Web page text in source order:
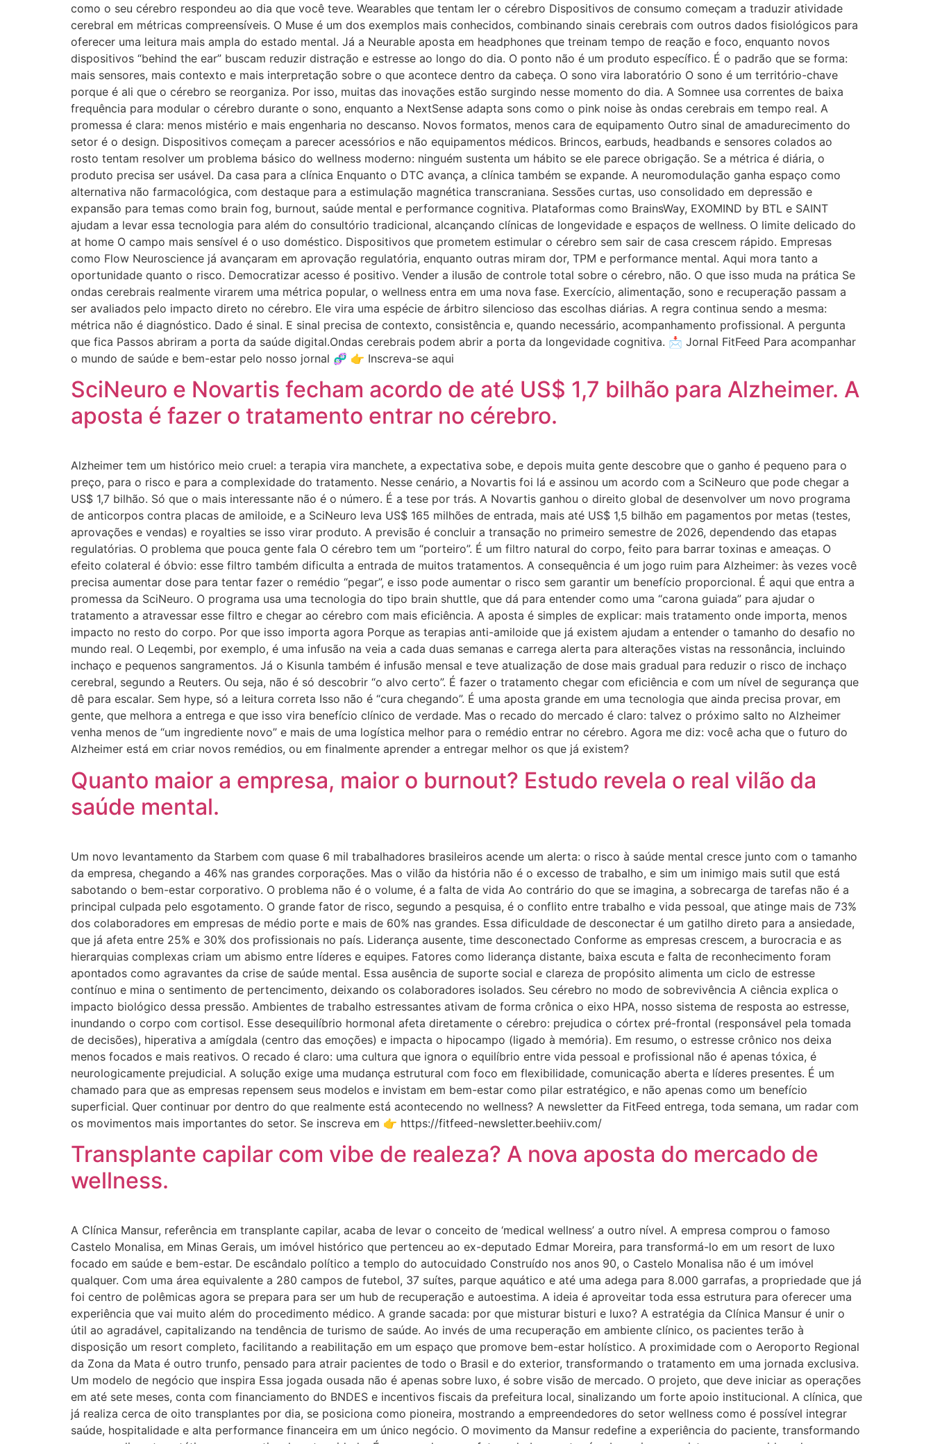
como o seu cérebro respondeu ao dia que você teve. Wearables que tentam ler o cérebro Dispositivos de consumo começam a traduzir atividade
cerebral em métricas compreensíveis. O Muse é um dos exemplos mais conhecidos, combinando sinais cerebrais com outros dados fisiológicos para
oferecer uma leitura mais ampla do estado mental. Já a Neurable aposta em headphones que treinam tempo de reação e foco, enquanto novos
dispositivos “behind the ear” buscam reduzir distração e estresse ao longo do dia. O ponto não é um produto específico. É o padrão que se forma:
mais sensores, mais contexto e mais interpretação sobre o que acontece dentro da cabeça. O sono vira laboratório O sono é um território-chave
porque é ali que o cérebro se reorganiza. Por isso, muitas das inovações estão surgindo nesse momento do dia. A Somnee usa correntes de baixa
frequência para modular o cérebro durante o sono, enquanto a NextSense adapta sons como o pink noise às ondas cerebrais em tempo real. A
promessa é clara: menos mistério e mais engenharia no descanso. Novos formatos, menos cara de equipamento Outro sinal de amadurecimento do
setor é o design. Dispositivos começam a parecer acessórios e não equipamentos médicos. Brincos, earbuds, headbands e sensores colados ao
rosto tentam resolver um problema básico do wellness moderno: ninguém sustenta um hábito se ele parece obrigação. Se a métrica é diária, o
produto precisa ser usável. Da casa para a clínica Enquanto o DTC avança, a clínica também se expande. A neuromodulação ganha espaço como
alternativa não farmacológica, com destaque para a estimulação magnética transcraniana. Sessões curtas, uso consolidado em depressão e
expansão para temas como brain fog, burnout, saúde mental e performance cognitiva. Plataformas como BrainsWay, EXOMIND by BTL e SAINT
ajudam a levar essa tecnologia para além do consultório tradicional, alcançando clínicas de longevidade e espaços de wellness. O limite delicado do
at home O campo mais sensível é o uso doméstico. Dispositivos que prometem estimular o cérebro sem sair de casa crescem rápido. Empresas
como Flow Neuroscience já avançaram em aprovação regulatória, enquanto outras miram dor, TPM e performance mental. Aqui mora tanto a
oportunidade quanto o risco. Democratizar acesso é positivo. Vender a ilusão de controle total sobre o cérebro, não. O que isso muda na prática Se
ondas cerebrais realmente virarem uma métrica popular, o wellness entra em uma nova fase. Exercício, alimentação, sono e recuperação passam a
ser avaliados pelo impacto direto no cérebro. Ele vira uma espécie de árbitro silencioso das escolhas diárias. A regra continua sendo a mesma:
métrica não é diagnóstico. Dado é sinal. E sinal precisa de contexto, consistência e, quando necessário, acompanhamento profissional. A pergunta
que fica Passos abriram a porta da saúde digital.Ondas cerebrais podem abrir a porta da longevidade cognitiva. 📩 Jornal FitFeed Para acompanhar
o mundo de saúde e bem-estar pelo nosso jornal 🧬 👉 Inscreva-se aqui
SciNeuro e Novartis fecham acordo de até US$ 1,7 bilhão para Alzheimer. A
aposta é fazer o tratamento entrar no cérebro.
Alzheimer tem um histórico meio cruel: a terapia vira manchete, a expectativa sobe, e depois muita gente descobre que o ganho é pequeno para o
preço, para o risco e para a complexidade do tratamento. Nesse cenário, a Novartis foi lá e assinou um acordo com a SciNeuro que pode chegar a
US$ 1,7 bilhão. Só que o mais interessante não é o número. É a tese por trás. A Novartis ganhou o direito global de desenvolver um novo programa
de anticorpos contra placas de amiloide, e a SciNeuro leva US$ 165 milhões de entrada, mais até US$ 1,5 bilhão em pagamentos por metas (testes,
aprovações e vendas) e royalties se isso virar produto. A previsão é concluir a transação no primeiro semestre de 2026, dependendo das etapas
regulatórias. O problema que pouca gente fala O cérebro tem um “porteiro”. É um filtro natural do corpo, feito para barrar toxinas e ameaças. O
efeito colateral é óbvio: esse filtro também dificulta a entrada de muitos tratamentos. A consequência é um jogo ruim para Alzheimer: às vezes você
precisa aumentar dose para tentar fazer o remédio “pegar”, e isso pode aumentar o risco sem garantir um benefício proporcional. É aqui que entra a
promessa da SciNeuro. O programa usa uma tecnologia do tipo brain shuttle, que dá para entender como uma “carona guiada” para ajudar o
tratamento a atravessar esse filtro e chegar ao cérebro com mais eficiência. A aposta é simples de explicar: mais tratamento onde importa, menos
impacto no resto do corpo. Por que isso importa agora Porque as terapias anti-amiloide que já existem ajudam a entender o tamanho do desafio no
mundo real. O Leqembi, por exemplo, é uma infusão na veia a cada duas semanas e carrega alerta para alterações vistas na ressonância, incluindo
inchaço e pequenos sangramentos. Já o Kisunla também é infusão mensal e teve atualização de dose mais gradual para reduzir o risco de inchaço
cerebral, segundo a Reuters. Ou seja, não é só descobrir “o alvo certo”. É fazer o tratamento chegar com eficiência e com um nível de segurança que
dê para escalar. Sem hype, só a leitura correta Isso não é “cura chegando”. É uma aposta grande em uma tecnologia que ainda precisa provar, em
gente, que melhora a entrega e que isso vira benefício clínico de verdade. Mas o recado do mercado é claro: talvez o próximo salto no Alzheimer
venha menos de “um ingrediente novo” e mais de uma logística melhor para o remédio entrar no cérebro. Agora me diz: você acha que o futuro do
Alzheimer está em criar novos remédios, ou em finalmente aprender a entregar melhor os que já existem?
Quanto maior a empresa, maior o burnout? Estudo revela o real vilão da
saúde mental.
Um novo levantamento da Starbem com quase 6 mil trabalhadores brasileiros acende um alerta: o risco à saúde mental cresce junto com o tamanho
da empresa, chegando a 46% nas grandes corporações. Mas o vilão da história não é o excesso de trabalho, e sim um inimigo mais sutil que está
sabotando o bem-estar corporativo. O problema não é o volume, é a falta de vida Ao contrário do que se imagina, a sobrecarga de tarefas não é a
principal culpada pelo esgotamento. O grande fator de risco, segundo a pesquisa, é o conflito entre trabalho e vida pessoal, que atinge mais de 73%
dos colaboradores em empresas de médio porte e mais de 60% nas grandes. Essa dificuldade de desconectar é um gatilho direto para a ansiedade,
que já afeta entre 25% e 30% dos profissionais no país. Liderança ausente, time desconectado Conforme as empresas crescem, a burocracia e as
hierarquias complexas criam um abismo entre líderes e equipes. Fatores como liderança distante, baixa escuta e falta de reconhecimento foram
apontados como agravantes da crise de saúde mental. Essa ausência de suporte social e clareza de propósito alimenta um ciclo de estresse
contínuo e mina o sentimento de pertencimento, deixando os colaboradores isolados. Seu cérebro no modo de sobrevivência A ciência explica o
impacto biológico dessa pressão. Ambientes de trabalho estressantes ativam de forma crônica o eixo HPA, nosso sistema de resposta ao estresse,
inundando o corpo com cortisol. Esse desequilíbrio hormonal afeta diretamente o cérebro: prejudica o córtex pré-frontal (responsável pela tomada
de decisões), hiperativa a amígdala (centro das emoções) e impacta o hipocampo (ligado à memória). Em resumo, o estresse crônico nos deixa
menos focados e mais reativos. O recado é claro: uma cultura que ignora o equilíbrio entre vida pessoal e profissional não é apenas tóxica, é
neurologicamente prejudicial. A solução exige uma mudança estrutural com foco em flexibilidade, comunicação aberta e líderes presentes. É um
chamado para que as empresas repensem seus modelos e invistam em bem-estar como pilar estratégico, e não apenas como um benefício
superficial. Quer continuar por dentro do que realmente está acontecendo no wellness? A newsletter da FitFeed entrega, toda semana, um radar com
os movimentos mais importantes do setor. Se inscreva em 👉 https://fitfeed-newsletter.beehiiv.com/
Transplante capilar com vibe de realeza? A nova aposta do mercado de
wellness.
A Clínica Mansur, referência em transplante capilar, acaba de levar o conceito de ‘medical wellness’ a outro nível. A empresa comprou o famoso
Castelo Monalisa, em Minas Gerais, um imóvel histórico que pertenceu ao ex-deputado Edmar Moreira, para transformá-lo em um resort de luxo
focado em saúde e bem-estar. De escândalo político a templo do autocuidado Construído nos anos 90, o Castelo Monalisa não é um imóvel
qualquer. Com uma área equivalente a 280 campos de futebol, 37 suítes, parque aquático e até uma adega para 8.000 garrafas, a propriedade que já
foi centro de polêmicas agora se prepara para ser um hub de recuperação e autoestima. A ideia é aproveitar toda essa estrutura para oferecer uma
experiência que vai muito além do procedimento médico. A grande sacada: por que misturar bisturi e luxo? A estratégia da Clínica Mansur é unir o
útil ao agradável, capitalizando na tendência de turismo de saúde. Ao invés de uma recuperação em ambiente clínico, os pacientes terão à
disposição um resort completo, facilitando a reabilitação em um espaço que promove bem-estar holístico. A proximidade com o Aeroporto Regional
da Zona da Mata é outro trunfo, pensado para atrair pacientes de todo o Brasil e do exterior, transformando o tratamento em uma jornada exclusiva.
Um modelo de negócio que inspira Essa jogada ousada não é apenas sobre luxo, é sobre visão de mercado. O projeto, que deve iniciar as operações
em até sete meses, conta com financiamento do BNDES e incentivos fiscais da prefeitura local, sinalizando um forte apoio institucional. A clínica, que
já realiza cerca de oito transplantes por dia, se posiciona como pioneira, mostrando a empreendedores do setor wellness como é possível integrar
saúde, hospitalidade e alta performance financeira em um único negócio. O movimento da Mansur redefine a experiência do paciente, transformando